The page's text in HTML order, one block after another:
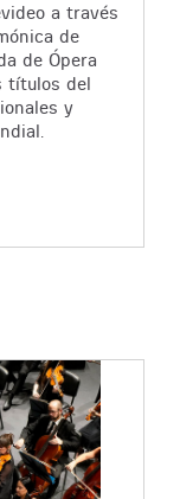
a través
de
de Ópera
títulos del
y